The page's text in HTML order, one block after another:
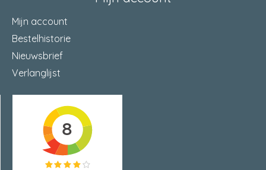
Mijn account
Bestelhistorie
Nieuwsbrief
Verlanglijst